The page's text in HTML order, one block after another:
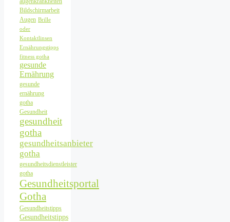
Bildschirmarbeit
Augen Brille
oder
Kontaktlinsen
Ernährungstipps
fitness gotha
gesunde
Ernährung
gesunde
ernährung
gotha
Gesundheit
gesundheit
gotha
gesundheitsanbieter
gotha
gesundheitsdienstleister
gotha
Gesundheitsportal
Gotha
Gesundheitstipps
Gesundheitstipps